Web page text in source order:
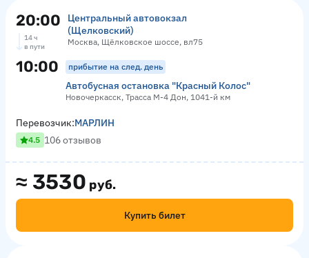
20:00
Центральный автовокзал
(Щелковский)
Москва, Щёлковское шоссе, вл75
14 ч
в пути
10:00 прибытие на след. день
Автобусная остановка "Красный Колос"
Новочеркасск, Трасса М-4 Дон, 1041-й км
≈ 3530 руб.
Купить билет
Перевозчик:МАРЛИН
4.5 106 отзывов